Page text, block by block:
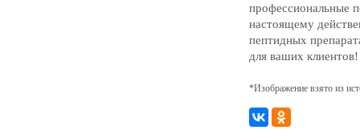
профессиональные
настоящему
пептидных
для ваших
*Изображение взято из